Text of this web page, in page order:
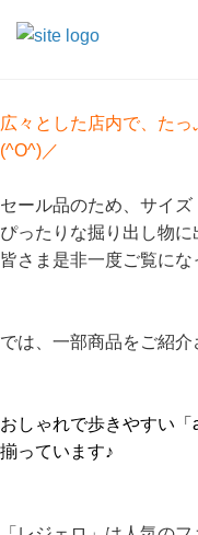
越谷店よりアウトレット
広々とした店内で、た
(^O^)／
セール品のため、サイ
ぴったりな掘り出し物に
皆さま是非一度ご覧に
では、一部商品をご紹介
おしゃれで歩きやすい
揃っています♪